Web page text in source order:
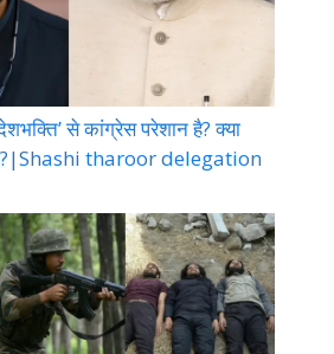
से कांग्रेस परेशान है? क्या
tharoor delegation